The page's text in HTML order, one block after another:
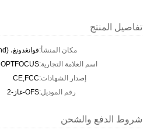
تفاصيل المنتج
مكان المنشأ:قوانغدونغ، China(mainland)
اسم العلامة التجارية:OPTFOCUS
إصدار الشهادات:CE,FCC
رقم الموديل:OFS-غاز-2
شروط الدفع والشحن